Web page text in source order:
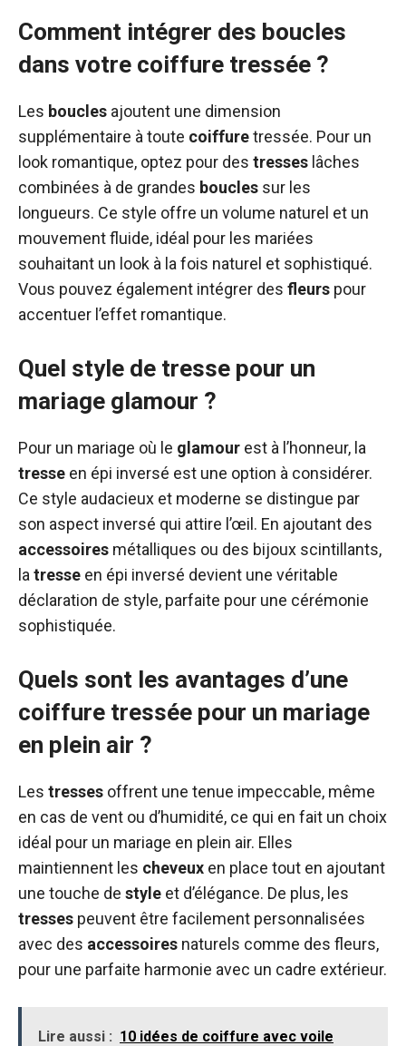
Comment intégrer des boucles
dans votre coiffure tressée ?
Les boucles ajoutent une dimension
supplémentaire à toute coiffuretressée. Pour un
look romantique, optez pour des tresses lâches
combinées à de grandes boucles sur les
longueurs. Ce style offre un volume naturel et un
mouvement fluide, idéal pour les mariées
souhaitant un look à la fois naturel et sophistiqué.
Vous pouvez également intégrer des fleurs pour
accentuer l’effet romantique.
Quel style de tresse pour un
mariage glamour ?
Pour un mariage où le glamour est à l’honneur, la
tresse en épi inversé est une option à considérer.
Ce style audacieux et moderne se distingue par
son aspect inversé qui attire l’œil. En ajoutant des
accessoires métalliques ou des bijoux scintillants,
la tresse en épi inversé devient une véritable
déclaration de style, parfaite pour une cérémonie
sophistiquée.
Quels sont les avantages d’une
coiffure tressée pour un mariage
en plein air ?
Les tresses offrent une tenue impeccable, même
en cas de vent ou d’humidité, ce qui en fait un choix
idéal pour un mariage en plein air. Elles
maintiennent les cheveux en place tout en ajoutant
une touche de style et d’élégance. De plus, les
tresses peuvent être facilement personnalisées
avec des accessoires naturels comme des fleurs,
pour une parfaite harmonie avec un cadre extérieur.
Lire aussi : 10 idées de coiffure avec voile